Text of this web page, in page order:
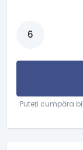
6
Puteți cumpăra